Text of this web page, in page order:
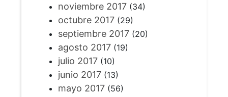
noviembre 2017(34)
octubre 2017(29)
septiembre 2017(20)
agosto 2017(19)
julio 2017(10)
junio 2017(13)
mayo 2017(56)